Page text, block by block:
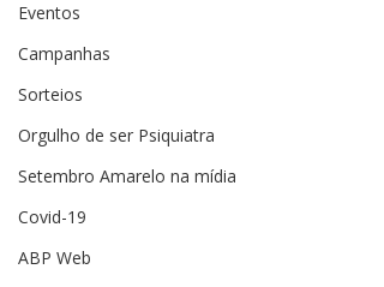
Eventos
Campanhas
Sorteios
Orgulho de ser Psiquiatra
Setembro Amarelo na mídia
Covid-19
ABP Web